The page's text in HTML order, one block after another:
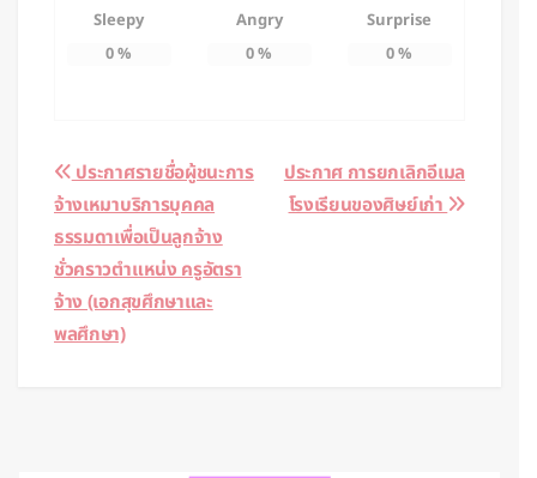
Sleepy
0%
Angry
0%
Surprise
0%
Post
navigation
ประกาศ การยกเลิกอีเมล
โรงเรียนของศิษย์เก่า
ประกาศรายชื่อผู้ชนะการ
จ้างเหมาบริการบุคคล
ธรรมดาเพื่อเป็นลูกจ้าง
ชั่วคราวตำแหน่ง ครูอัตรา
จ้าง (เอกสุขศึกษาและ
พลศึกษา)